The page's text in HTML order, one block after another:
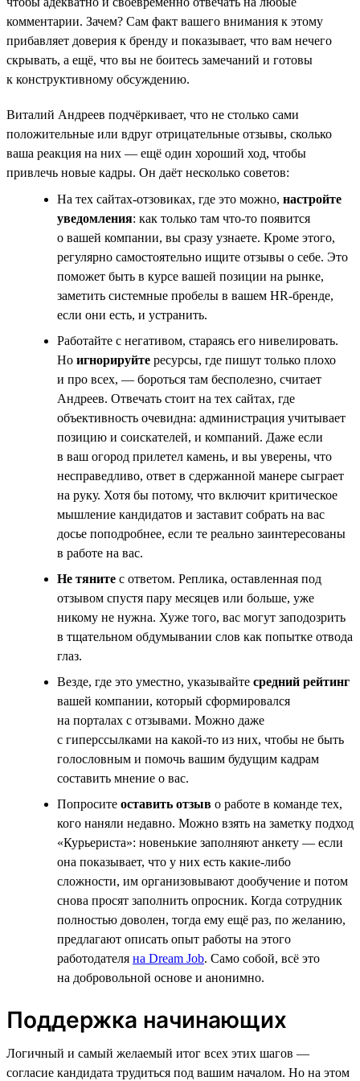
комментарии. Зачем? Сам факт вашего внимания к этому
прибавляет доверия к бренду и показывает, что вам нечего
скрывать, а ещё, что вы не боитесь замечаний и готовы
к конструктивному обсуждению.
Виталий Андреев подчёркивает, что не столько сами
положительные или вдруг отрицательные отзывы, сколько
ваша реакция на них — ещё один хороший ход, чтобы
привлечь новые кадры. Он даёт несколько советов:
На тех сайтах-отзовиках, где это можно, настройте
уведомления: как только там что-то появится
о вашей компании, вы сразу узнаете. Кроме этого,
регулярно самостоятельно ищите отзывы о себе. Это
поможет быть в курсе вашей позиции на рынке,
заметить системные пробелы в вашем HR-бренде,
если они есть, и устранить.
Работайте с негативом, стараясь его нивелировать.
Но игнорируйте ресурсы, где пишут только плохо
и про всех, — бороться там бесполезно, считает
Андреев. Отвечать стоит на тех сайтах, где
объективность очевидна: администрация учитывает
позицию и соискателей, и компаний. Даже если
в ваш огород прилетел камень, и вы уверены, что
несправедливо, ответ в сдержанной манере сыграет
на руку. Хотя бы потому, что включит критическое
мышление кандидатов и заставит собрать на вас
досье поподробнее, если те реально заинтересованы
в работе на вас.
Не тяните с ответом. Реплика, оставленная под
отзывом спустя пару месяцев или больше, уже
никому не нужна. Хуже того, вас могут заподозрить
в тщательном обдумывании слов как попытке отвода
глаз.
Везде, где это уместно, указывайте средний рейтинг
вашей компании, который сформировался
на порталах с отзывами. Можно даже
с гиперссылками на какой-то из них, чтобы не быть
голословным и помочь вашим будущим кадрам
составить мнение о вас.
Попросите оставить отзыв о работе в команде тех,
кого наняли недавно. Можно взять на заметку подход
«Курьериста»: новенькие заполняют анкету — если
она показывает, что у них есть какие-либо
сложности, им организовывают дообучение и потом
снова просят заполнить опросник. Когда сотрудник
полностью доволен, тогда ему ещё раз, по желанию,
предлагают описать опыт работы на этого
работодателя на Dream Job. Само собой, всё это
на добровольной основе и анонимно.
Поддержка начинающих
Логичный и самый желаемый итог всех этих шагов —
согласие кандидата трудиться под вашим началом. Но на этом